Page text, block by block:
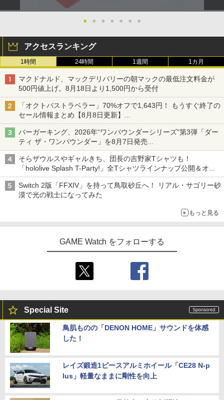
● ● ● ● ● ● ●
アクセスランキング
1時間 24時間 1週間 1カ月
マクドナルド、マックデリバリーの朝マックの最低注文料金が
500円値上げ。8月18日より1,500円から受付
「オクトパストラベラー」70%オフで1,643円！ もうすぐ終了の
セール情報まとめ【8月8日更新】
ニンテンドーeショップでは「大神 絶景版」が67%オフで990円
バーガーキング、2026年“ワンパウンダーシリーズ”第3弾「ダー
ティ ザ・ワンパウンダー」を8月7日発売
「特製ガーリックマヨソース」を使用した超大型チーズバーガー
そらザウルスやギャルきち、団長の吉野家Tシャツも！
「hololive Splash T-Party!」全Tシャツラインナップ公開＆オン
ライン販売開始
Switch 2版「FFXIV」を持って鳥取砂丘へ！ リアル・サゴリー砂
漠で光の戦士になってみた
もっと見る
GAME Watch をフォローする
Special Site
鳥肌ものの「DENON HOME」サウンドを体感
した！
レイズ鍛造1ピースアルミホイール「CE28 N-p
lus」軽量なままに剛性を向上